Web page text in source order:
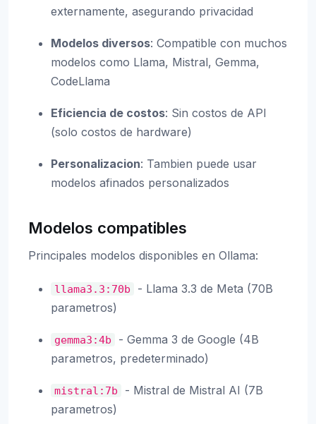
externamente, asegurando privacidad
Modelos diversos: Compatible con muchos
modelos como Llama, Mistral, Gemma,
CodeLlama
Eficiencia de costos: Sin costos de API
(solo costos de hardware)
Personalizacion: Tambien puede usar
modelos afinados personalizados
Modelos compatibles
Principales modelos disponibles en Ollama:
llama3.3:70b
- Llama 3.3 de Meta (70B
parametros)
gemma3:4b
- Gemma 3 de Google (4B
parametros, predeterminado)
mistral:7b
- Mistral de Mistral AI (7B
parametros)